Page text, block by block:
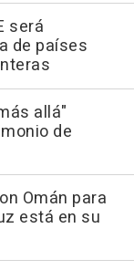
será
de países
allá"
de
Omán para
está en su